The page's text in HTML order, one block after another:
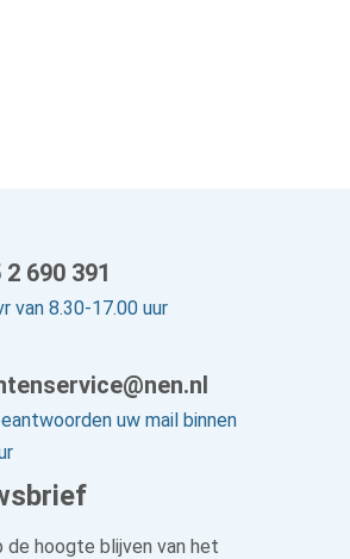
2 690 391
van 8.30-17.00 uur
uw mail binnen
de hoogte blijven van het